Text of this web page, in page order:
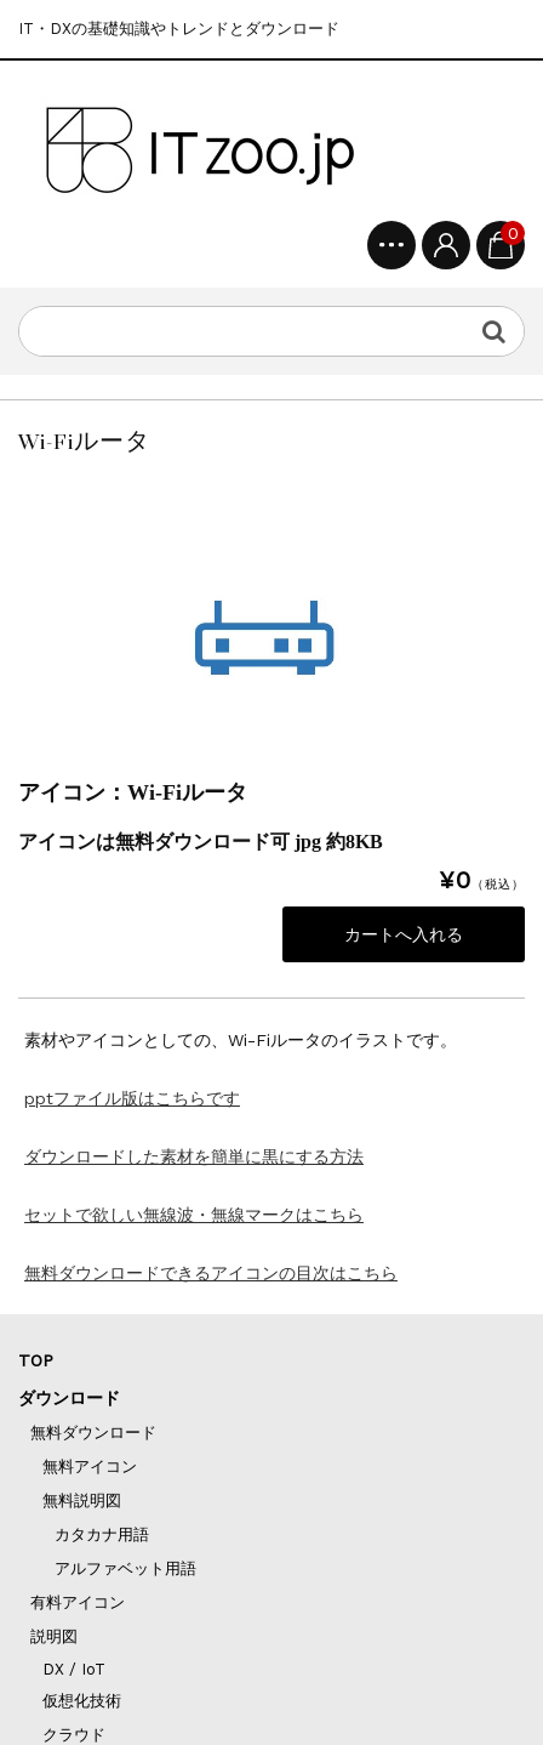
IT・DXの基礎知識やトレンドとダウンロード
0
Wi-Fiルータ
アイコン：Wi-Fiルータ
アイコンは無料ダウンロード可 jpg 約8KB
¥0 （税込）
素材やアイコンとしての、Wi-Fiルータのイラストです。
pptファイル版はこちらです
ダウンロードした素材を簡単に黒にする方法
セットで欲しい無線波・無線マークはこちら
無料ダウンロードできるアイコンの目次はこちら
TOP
ダウンロード
無料ダウンロード
無料アイコン
無料説明図
カタカナ用語
アルファベット用語
有料アイコン
説明図
DX / IoT
仮想化技術
クラウド